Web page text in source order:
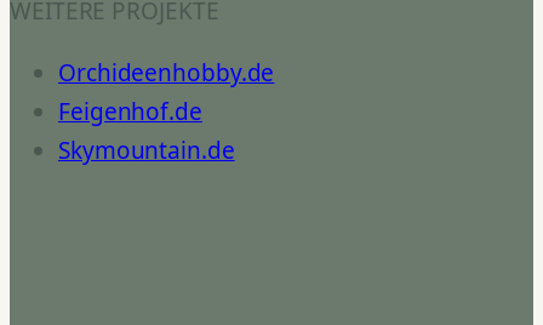
WEITERE PROJEKTE
Orchideenhobby.de
Feigenhof.de
Skymountain.de